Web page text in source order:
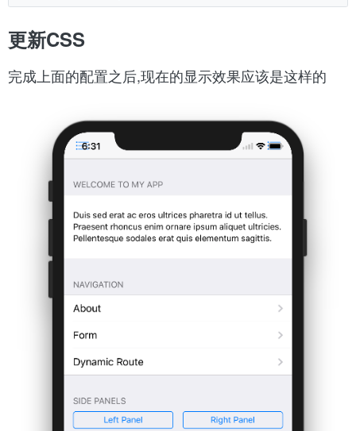
更新CSS
完成上面的配置之后,现在的显示效果应该是这样的